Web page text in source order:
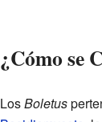
¿Cómo se
LosBoletus